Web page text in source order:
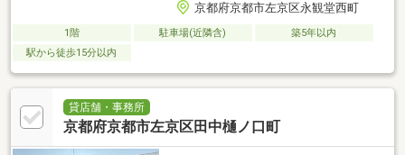
京都府京都市左京区永観堂西町
1階 駐車場(近隣含)
築5年以内
駅から徒歩15分以内
貸店舗・事務所
京都府京都市左京区田中樋ノ口町